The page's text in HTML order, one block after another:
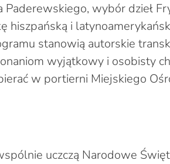
wybór dzieł
hiszpańską i
stanowią autorskie
wyjątkowy i osobisty
w portierni Miejskiego
uczczą Narodowe